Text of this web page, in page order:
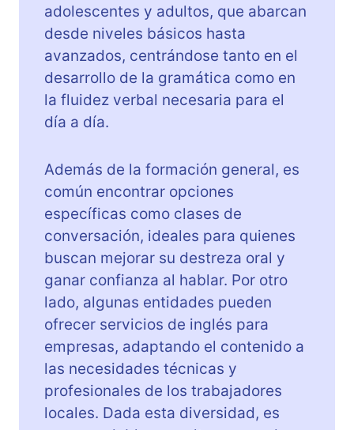
adolescentes y adultos, que abarcan
desde niveles básicos hasta
avanzados, centrándose tanto en el
desarrollo de la gramática como en
la fluidez verbal necesaria para el
día a día.
Además de la formación general, es
común encontrar opciones
específicas como clases de
conversación, ideales para quienes
buscan mejorar su destreza oral y
ganar confianza al hablar. Por otro
lado, algunas entidades pueden
ofrecer servicios de inglés para
empresas, adaptando el contenido a
las necesidades técnicas y
profesionales de los trabajadores
locales. Dada esta diversidad, es